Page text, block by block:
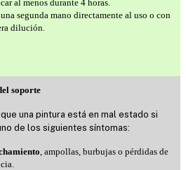
al menos durante 4 horas.
segunda mano directamente al uso o con
dilución.
soporte
una pintura está en mal estado si
de los siguientes síntomas:
, ampollas, burbujas o pérdidas de